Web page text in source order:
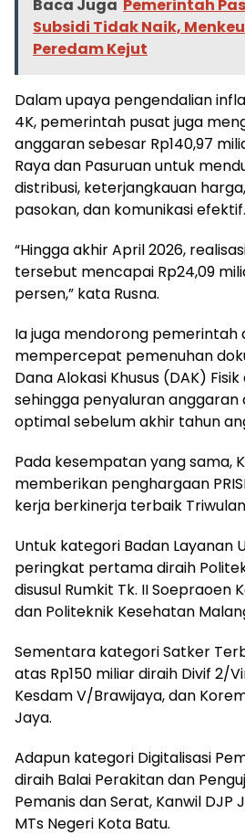
Baca Juga Pemerintah
Subsidi Tidak Naik,
Peredam Kejut
Dalam upaya pengendalian
4K, pemerintah pusat juga
anggaran sebesar Rp140,97
Raya dan Pasuruan untuk
distribusi, keterjangkauan
pasokan, dan komunikasi efektif.
“Hingga akhir April 2026,
tersebut mencapai Rp24,09
persen,” kata Rusna.
Ia juga mendorong pemerintah
mempercepat pemenuhan
Dana Alokasi Khusus (DAK)
sehingga penyaluran
optimal sebelum akhir tahun
Pada kesempatan yang sama,
memberikan penghargaan
kerja berkinerja terbaik
Untuk kategori Badan Layanan
peringkat pertama diraih
disusul Rumkit Tk. II Soepraoen
dan Politeknik Kesehatan
Sementara kategori Satker
atas Rp150 miliar diraih Divif 2/
Kesdam V/Brawijaya, dan
Jaya.
Adapun kategori Digitalisasi
diraih Balai Perakitan dan
Pemanis dan Serat, Kanwil DJP
MTs Negeri Kota Batu.